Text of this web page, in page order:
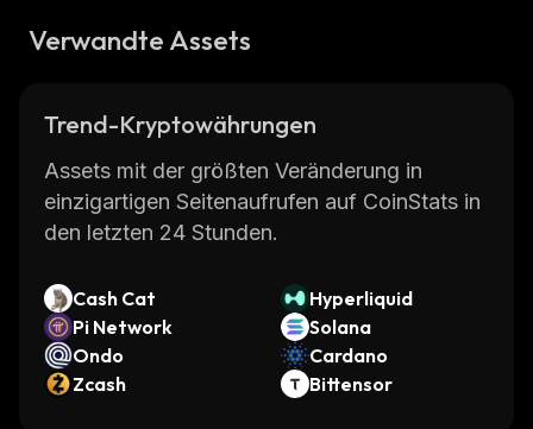
Verwandte Assets
Trend-Kryptowährungen
Assets mit der größten Veränderung in
einzigartigen Seitenaufrufen auf CoinStats in
den letzten 24 Stunden.
Cash Cat
Hyperliquid
Pi Network
Solana
Ondo
Cardano
Zcash
Bittensor